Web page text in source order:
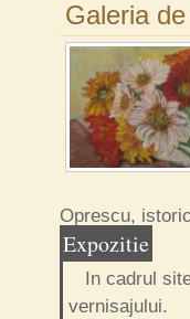
Galeria
Oprescu,
Expozitie
In cadrul
vernisajului.